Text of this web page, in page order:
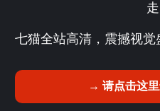
七猫全站高清，震撼视觉
→ 请点击这